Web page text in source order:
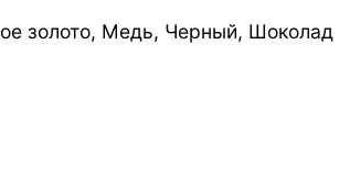
золото, Медь, Черный, Шоколад